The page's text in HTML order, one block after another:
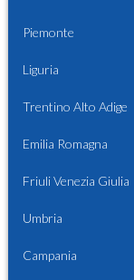
Piemonte
Liguria
Trentino Alto Adige
Emilia Romagna
Friuli Venezia Giulia
Umbria
Campania